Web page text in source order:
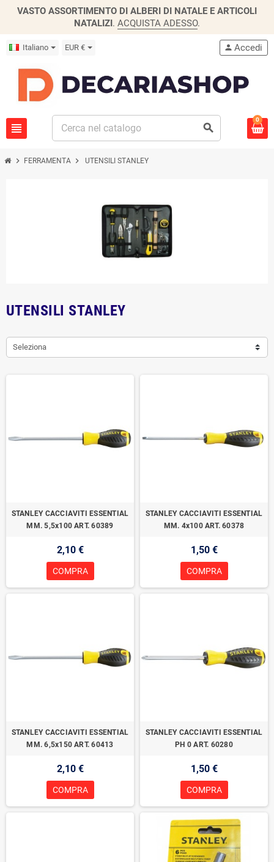
VASTO ASSORTIMENTO DI ALBERI DI NATALE E ARTICOLI
NATALIZI. ACQUISTA ADESSO.
Italiano EUR €
view_headline search
person Accedi
0
chevron_right FERRAMENTA chevron_right UTENSILI STANLEY
UTENSILI STANLEY
Seleziona
STANLEY CACCIAVITI ESSENTIAL
MM. 5,5x100 ART. 60389
2,10 €
COMPRA
STANLEY CACCIAVITI ESSENTIAL
MM. 4x100 ART. 60378
1,50 €
COMPRA
STANLEY CACCIAVITI ESSENTIAL
MM. 6,5x150 ART. 60413
2,10 €
COMPRA
STANLEY CACCIAVITI ESSENTIAL
PH 0 ART. 60280
1,50 €
COMPRA